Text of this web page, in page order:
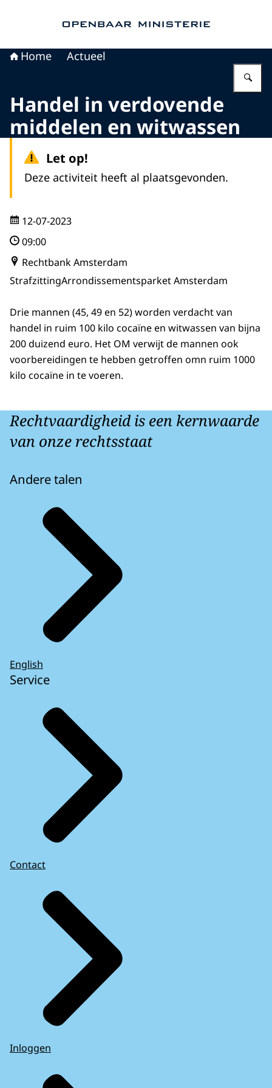
Home Actueel
Handel in verdovende
middelen en witwassen
Let op!
Deze activiteit heeft al plaatsgevonden.
12-07-2023
09:00
Rechtbank Amsterdam
StrafzittingArrondissementsparket Amsterdam
Drie mannen (45, 49 en 52) worden verdacht van
handel in ruim 100 kilo cocaïne en witwassen van bijna
200 duizend euro. Het OM verwijt de mannen ook
voorbereidingen te hebben getroffen omn ruim 1000
kilo cocaïne in te voeren.
Rechtvaardigheid is een kernwaarde
van onze rechtsstaat
Andere talen
English
Service
Contact
Inloggen